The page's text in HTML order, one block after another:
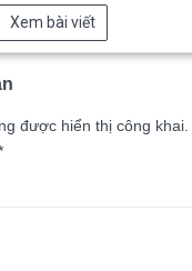
Xem bài viết
được hiển thị công khai.